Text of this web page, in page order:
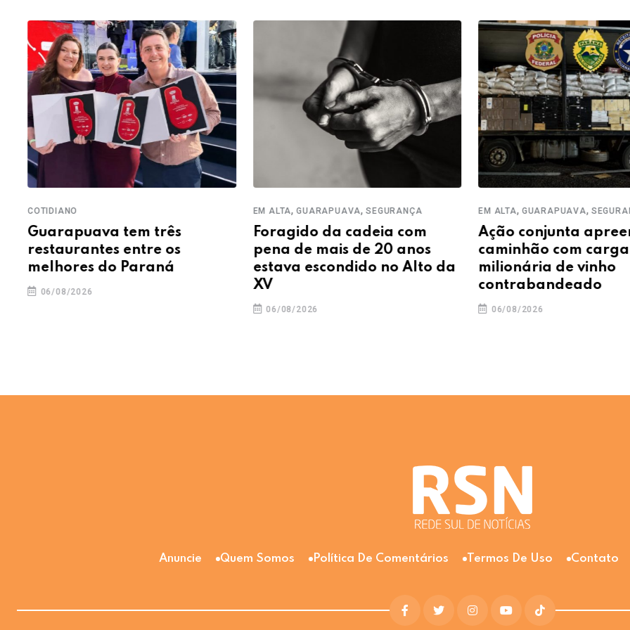
COTIDIANO
Guarapuava tem três
restaurantes entre os
melhores do Paraná
06/08/2026
EM ALTA,GUARAPUAVA,SEGURANÇA
Foragido da cadeia com
pena de mais de 20 anos
estava escondido no Alto da
XV
06/08/2026
EM ALTA,GUARAPUAVA,
Ação conjunta
caminhão com carga
milionária de vinho
contrabandeado
06/08/2026
Anuncie Quem Somos Política De Comentários Termos De Uso Contato